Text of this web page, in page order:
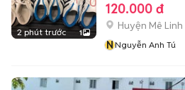
2 phút trước 1
120.000 đ
Huyện Mê Linh
NNguyễn Anh Tú